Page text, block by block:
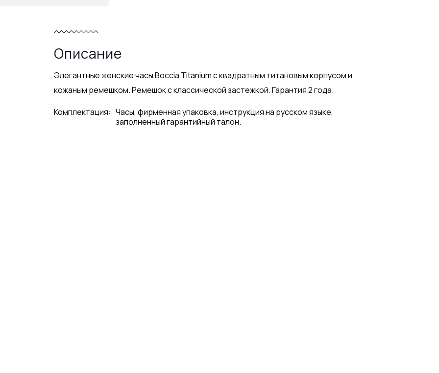
Описание
Элегантные женские часы Boccia Titanium с квадратным титановым корпусом и
кожаным ремешком. Ремешок с классической застежкой. Гарантия 2 года.
Комплектация: Часы, фирменная упаковка, инструкция на русском языке,
заполненный гарантийный талон.